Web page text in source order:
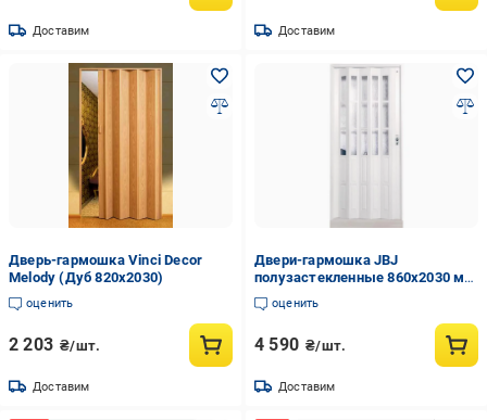
Доставим Доставим
Дверь-гармошка Vinci Decor
Melody (Дуб 820x2030)
оценить
2 203 ₴/шт.
Доставим
Двери-гармошка JBJ
полузастекленные 860х2030 мм
Белое дерево (101220231118)
оценить
4 590 ₴/шт.
Доставим